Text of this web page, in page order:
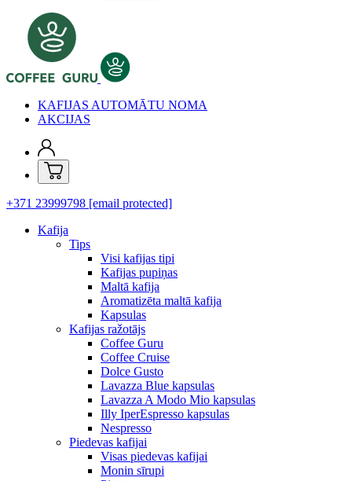
KAFIJAS AUTOMĀTU NOMA
AKCIJAS
+371 23999798 [email protected]
Kafija
Tips
Visi kafijas tipi
Kafijas pupiņas
Maltā kafija
Aromatizēta maltā kafija
Kapsulas
Kafijas ražotājs
Coffee Guru
Coffee Cruise
Dolce Gusto
Lavazza Blue kapsulas
Lavazza A Modo Mio kapsulas
Illy IperEspresso kapsulas
Nespresso
Piedevas kafijai
Visas piedevas kafijai
Monin sīrupi